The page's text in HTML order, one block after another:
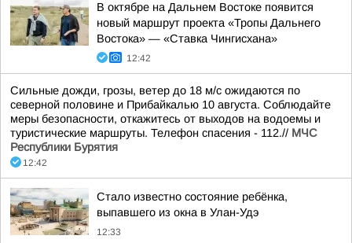
В октябре на Дальнем Востоке появится
новый маршрут проекта «Тропы Дальнего
Востока» — «Ставка Чингисхана»
12:42
Сильные дожди, грозы, ветер до 18 м/с ожидаются по
северной половине и Прибайкалью 10 августа. Соблюдайте
меры безопасности, откажитесь от выходов на водоемы и
туристические маршруты. Телефон спасения - 112.// МЧС
Республики Бурятия
12:42
Стало известно состояние ребёнка,
выпавшего из окна в Улан-Удэ
12:33